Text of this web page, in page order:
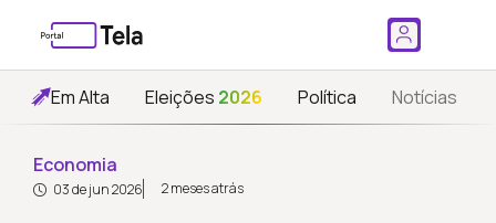
Em Alta Eleições 2026 Política Notícias
Economia
03 de jun 2026 2 meses atrás